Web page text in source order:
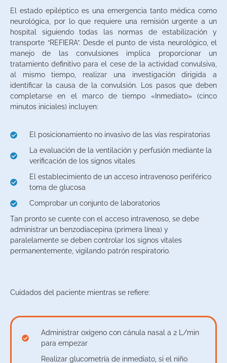
El estado epiléptico es una emergencia tanto médica como
neurológica, por lo que requiere una remisión urgente a un
hospital siguiendo todas las normas de estabilización y
transporte “REFIERA”. Desde el punto de vista neurológico, el
manejo de las convulsiones implica proporcionar un
tratamiento definitivo para el cese de la actividad convulsiva,
al mismo tiempo, realizar una investigación dirigida a
identificar la causa de la convulsión. Los pasos que deben
completarse en el marco de tiempo «Inmediato» (cinco
minutos iniciales) incluyen:
El posicionamiento no invasivo de las vías respiratorias
La evaluación de la ventilación y perfusión mediante la
verificación de los signos vitales
El establecimiento de un acceso intravenoso periférico
toma de glucosa
Comprobar un conjunto de laboratorios
Tan pronto se cuente con el acceso intravenoso, se debe
administrar un benzodiacepina (primera línea) y
paralelamente se deben controlar los signos vitales
permanentemente, vigilando patrón respiratorio.
Cuidados del paciente mientras se refiere:
Administrar oxígeno con cánula nasal a 2 L/min
para empezar
Realizar glucometría de inmediato, si el niño